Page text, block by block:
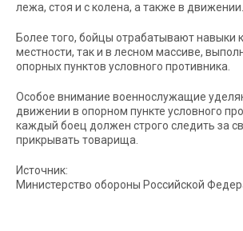
лежа, стоя и с колена, а также в движении.
Более того, бойцы отрабатывают навыки
местности, так и в лесном массиве,
опорных пунктов условного противника.
Особое внимание военнослужащие
движении в опорном пункте условного
каждый боец должен строго следить за
прикрывать товарища.
Источник:
Министерство обороны Российской